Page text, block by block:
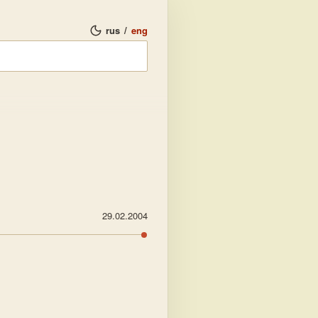
rus / eng
29.02.2004